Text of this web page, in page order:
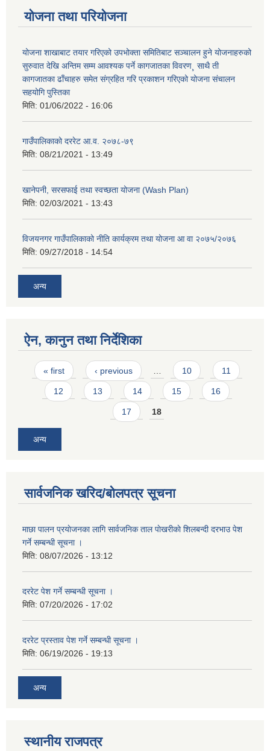
योजना तथा परियोजना
योजना शाखाबाट तयार गरिएको उपभोक्ता समितिबाट सञ्चालन हुने योजनाहरुको
सुरुवात देखि अन्तिम सम्म आवश्यक पर्ने कागजातका विवरण¸ साथै ती
कागजातका ढाँचाहरु समेत संग्रहित गरि प्रकाशन गरिएको योजना संचालन
सहयोगि पुस्तिका
मिति: 01/06/2022 - 16:06
गाउँपालिकाको दररेट आ.व. २०७८-७९
मिति: 08/21/2021 - 13:49
खानेपनी, सरसफाई तथा स्वच्छता योजना (Wash Plan)
मिति: 02/03/2021 - 13:43
विजयनगर गाउँपालिकाको नीति कार्यक्रम तथा योजना आ वा २०७५/२०७६
मिति: 09/27/2018 - 14:54
अन्य
ऐन, कानुन तथा निर्देशिका
Pages
« first ‹ previous 10 11
12 13 14 15 16
17 18
अन्य
सार्वजनिक खरिद/बोलपत्र सूचना
माछा पालन प्रयाेजनका लागि सार्वजनिक ताल पाेखरीकाे शिलबन्दी दरभाउ पेश
गर्ने सम्बन्धी सूचना ।
मिति: 08/07/2026 - 13:12
दररेट पेश गर्ने सम्बन्धी सूचना ।
मिति: 07/20/2026 - 17:02
दररेट प्रस्ताव पेश गर्ने सम्बन्धी सूचना ।
मिति: 06/19/2026 - 19:13
अन्य
स्थानीय राजपत्र